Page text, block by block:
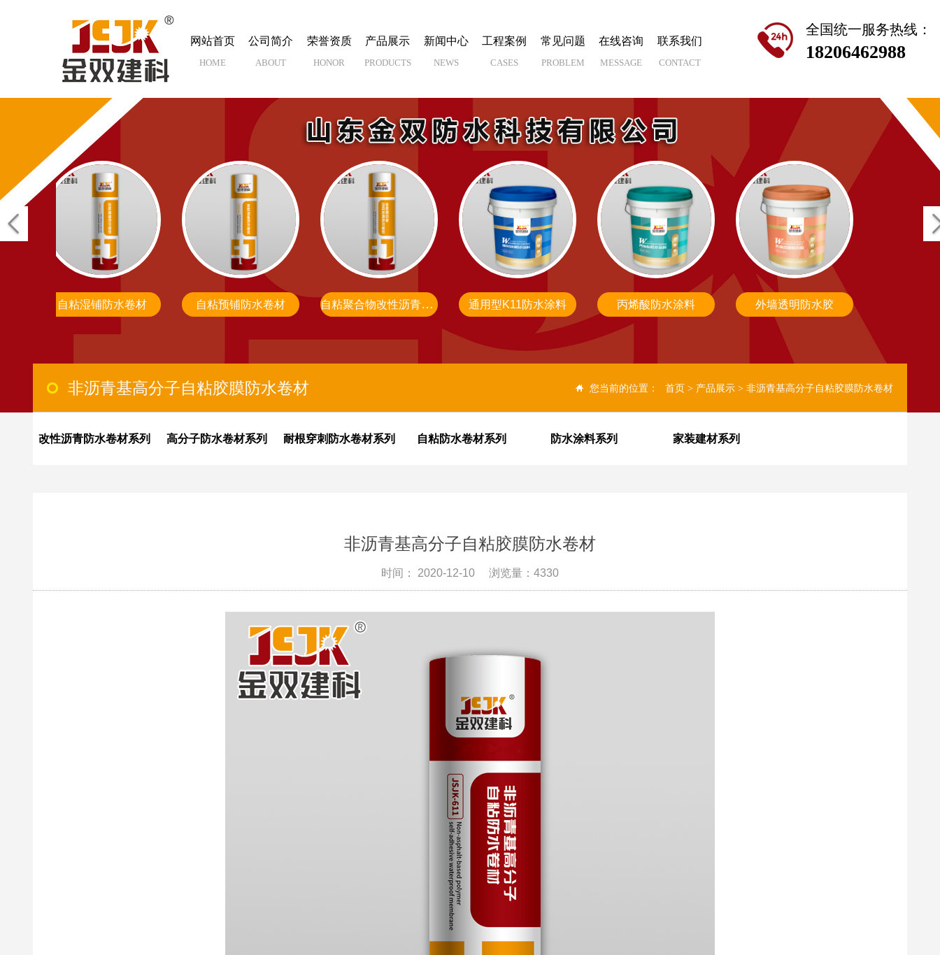
全国统一服务热线：
18206462988
网站首页
HOME
公司简介
ABOUT
荣誉资质
HONOR
产品展示
PRODUCTS
新闻中心
NEWS
工程案例
CASES
常见问题
PROBLEM
在线咨询
MESSAGE
联系我们
CONTACT
自粘湿铺防水卷材 自粘预铺防水卷材 自粘聚合物改性沥青防水卷材 通用型K11防水涂料 丙烯酸防水涂料 外墙透明防水胶
快速反应粘强力交叉膜防水卷材 自粘湿铺防水卷材
您当前的位置： 首页 > 产品展示 > 非沥青基高分子自粘胶膜防水卷材
非沥青基高分子自粘胶膜防水卷材
改性沥青防水卷材系列 高分子防水卷材系列 耐根穿刺防水卷材系列 自粘防水卷材系列 防水涂料系列 家装建材系列
非沥青基高分子自粘胶膜防水卷材
时间： 2020-12-10 浏览量：4330